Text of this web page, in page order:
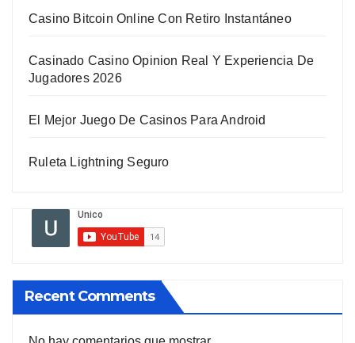
Casino Bitcoin Online Con Retiro Instantáneo
Casinado Casino Opinion Real Y Experiencia De
Jugadores 2026
El Mejor Juego De Casinos Para Android
Ruleta Lightning Seguro
Recent Comments